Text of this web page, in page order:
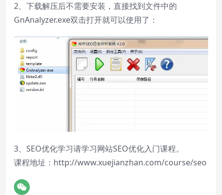
2、下载解压后不需要安装，直接找到文件中的
GnAnalyzer.exe双击打开就可以使用了：
3、SEO优化学习请学习网站SEO优化入门课程。
课程地址： http://www.xuejianzhan.com/course/seo